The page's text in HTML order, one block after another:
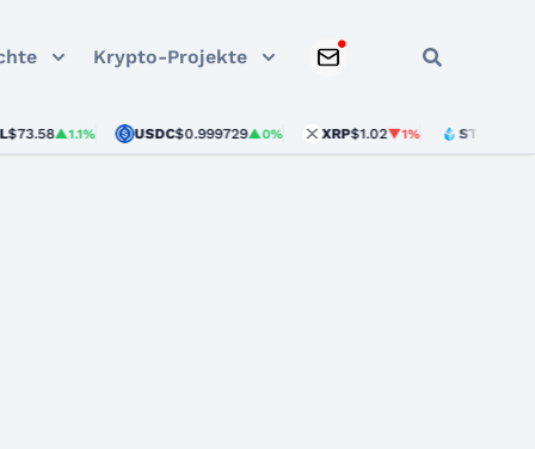
Krypto-Projekte
▲1.1% USDC$0.999729▲0% XRP$1.02▼1% STETH$1,913.65